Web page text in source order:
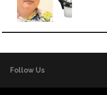
Follow Us